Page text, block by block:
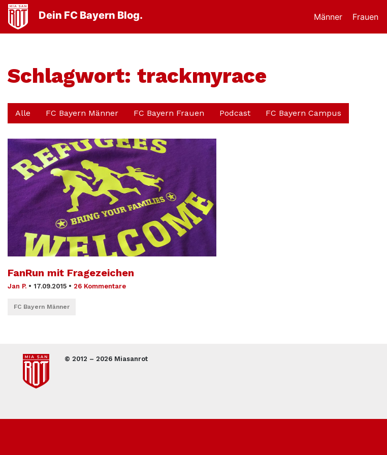
Dein FC Bayern Blog. Männer Frauen
Schlagwort: trackmyrace
Alle FC Bayern Männer FC Bayern Frauen Podcast FC Bayern Campus
FanRun mit Fragezeichen
Jan P. • 17.09.2015 • 26 Kommentare
FC Bayern Männer
© 2012 – 2026 Miasanrot